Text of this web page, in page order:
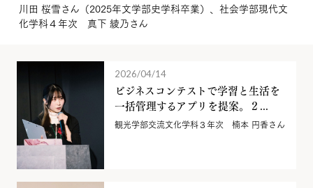
川田 桜雪さん（2025年文学部史学科卒業）、社会学部現代文
化学科４年次 真下 綾乃さん
2026/04/14
ビジネスコンテストで学習と生活を
一括管理するアプリを提案。２...
観光学部交流文化学科３年次 楠本 円香さん